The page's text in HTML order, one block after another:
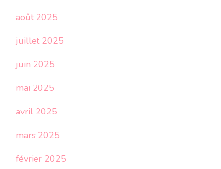
août 2025
juillet 2025
juin 2025
mai 2025
avril 2025
mars 2025
février 2025